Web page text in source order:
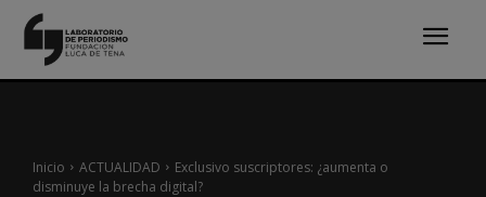
Inicio ACTUALIDAD
Exclusivo suscriptores: ¿aumenta o
disminuye la brecha digital?